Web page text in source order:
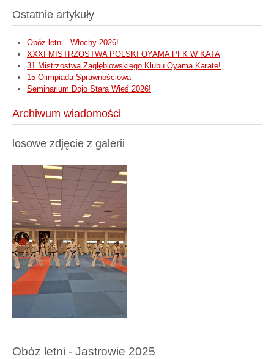
Ostatnie artykuły
Obóz letni - Włochy 2026!
XXXI MISTRZOSTWA POLSKI OYAMA PFK W KATA
31 Mistrzostwa Zagłębiowskiego Klubu Oyama Karate!
15 Olimpiada Sprawnościowa
Seminarium Dojo Stara Wieś 2026!
Archiwum wiadomości
losowe zdjęcie z galerii
Obóz letni - Jastrowie 2025